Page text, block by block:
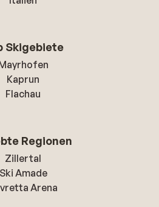
Skigebiete
Kaprun
Flachau
Regionen
Zillertal
Ski Amade
Arena